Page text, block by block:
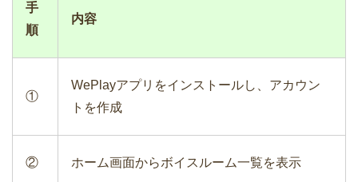
手
順
内容
①
WePlayアプリをインストールし、アカウン
トを作成
② ホーム画面からボイスルーム一覧を表示